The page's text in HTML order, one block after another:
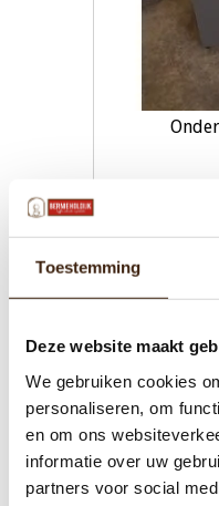
Toestemming
Deze website maakt
We gebruiken cookies
personaliseren, om
en om ons
informatie over uw
partners voor social